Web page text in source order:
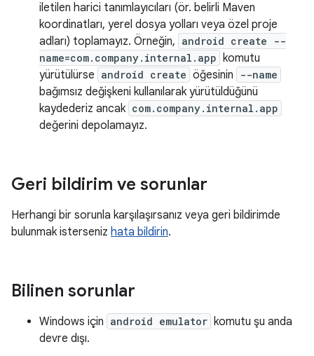
iletilen harici tanımlayıcıları (ör. belirli Maven
koordinatları, yerel dosya yolları veya özel proje
adları) toplamayız. Örneğin, android create --
name=com.company.internal.app komutu
yürütülürse android create öğesinin --name
bağımsız değişkeni kullanılarak yürütüldüğünü
kaydederiz ancak com.company.internal.app
değerini depolamayız.
Geri bildirim ve sorunlar
Herhangi bir sorunla karşılaşırsanız veya geri bildirimde
bulunmak isterseniz hata bildirin.
Bilinen sorunlar
Windows için android emulator komutu şu anda
devre dışı.